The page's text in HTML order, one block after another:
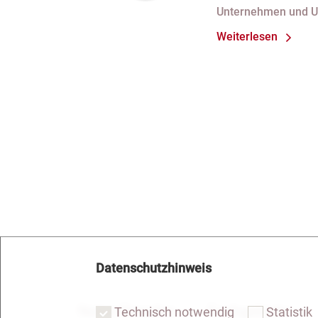
bei
Unternehmen und
Weiterlesen
Notar Dresden Fachgebiete
Datenschutzhinweis
Technisch notwendig Statistik